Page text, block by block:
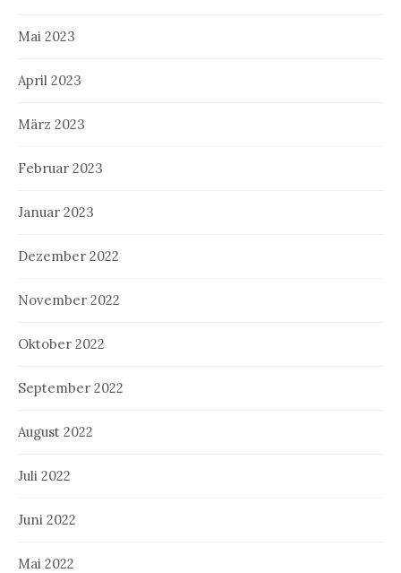
Mai 2023
April 2023
März 2023
Februar 2023
Januar 2023
Dezember 2022
November 2022
Oktober 2022
September 2022
August 2022
Juli 2022
Juni 2022
Mai 2022